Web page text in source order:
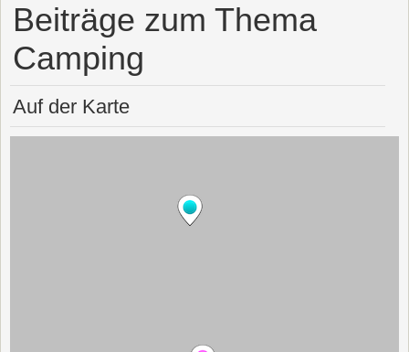
Beiträge zum Thema
Camping
Auf der Karte